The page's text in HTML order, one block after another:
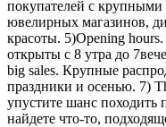
покупателей с крупными
ювелирных магазинов,
красоты. 5)Opening
открыты с 8 утра до
big sales. Крупные
праздники и осенью. 7)
упустите шанс походить
найдете что-то,